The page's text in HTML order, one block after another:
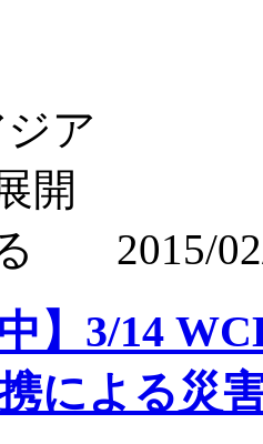
2015/
中】3/14
による災